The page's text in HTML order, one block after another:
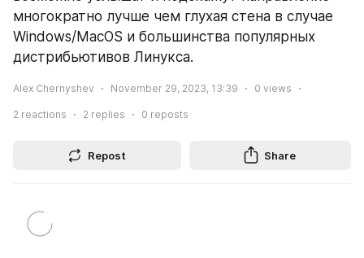
многократно лучше чем глухая стена в случае
Windows/MacOS и большинства популярных
дистрибьютивов Линукса.
Alex Chernyshev November 29, 2023, 13:39 0 views
2 reactions 2 replies 0 reposts
Repost Share